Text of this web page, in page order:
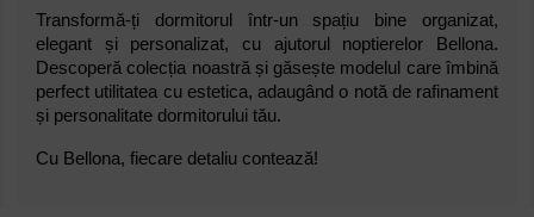
Transformă-ți dormitorul într-un spațiu bine organizat,
elegant și personalizat, cu ajutorul noptierelor Bellona.
Descoperă colecția noastră și găsește modelul care îmbină
perfect utilitatea cu estetica, adaugând o notă de rafinament
și personalitate dormitorului tău.
Cu Bellona, fiecare detaliu contează!